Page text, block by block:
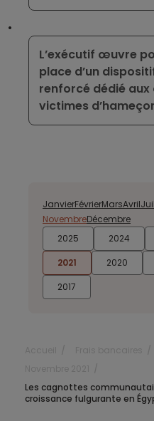
L’exécutif œuvre
place d’un
renforcé dédié
victimes
2025 2024
2021
2020
2017
JanvierFévrierMarsAvril
NovembreDécembre
Les cagnottes
croissance fulgurante en